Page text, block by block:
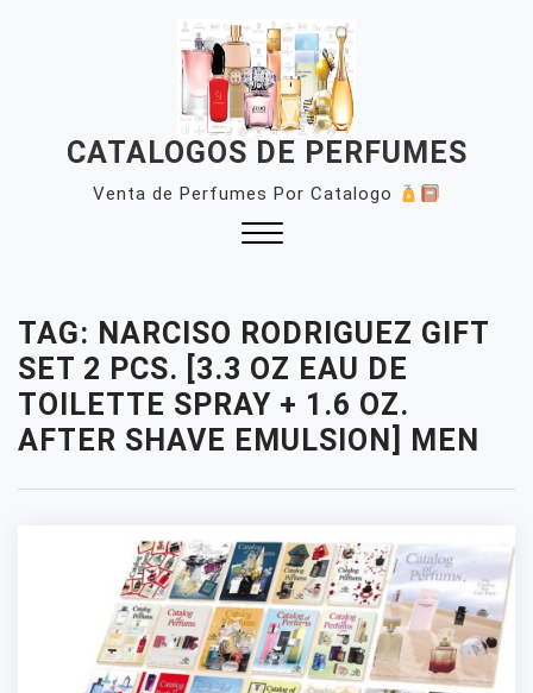
CATALOGOS DE PERFUMES
Venta de Perfumes Por Catalogo
TAG: NARCISO RODRIGUEZ GIFT
SET 2 PCS. [3.3 OZ EAU DE
TOILETTE SPRAY + 1.6 OZ.
AFTER SHAVE EMULSION] MEN